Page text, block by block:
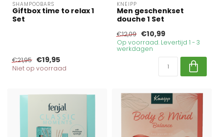
SHAMPOOBARS
Giftbox time to relax 1
Set
€21,95 €19,95
Niet op voorraad
KNEIPP
Men geschenkset
douche 1 Set
€12,09 €10,99
Op voorraad. Levertijd 1 - 3
werkdagen